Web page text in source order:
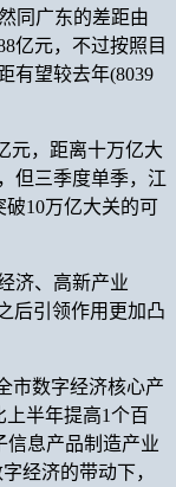
同广东的差距由
亿元，不过按照目
有望较去年(8039
元，距离十万亿大
但三季度单季，江
破10万亿大关的可
济、高新产业
后引领作用更加凸
数字经济核心产
上半年提高1个百
信息产品制造产业
经济的带动下，